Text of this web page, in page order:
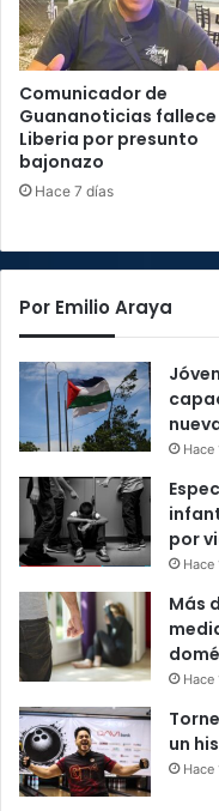
Comunicador de
Guananoticias fallece
Liberia por presunto
bajonazo
Hace 7 días
Por Emilio Araya
Hace
por
Hace
Más
Hace
un
Hace